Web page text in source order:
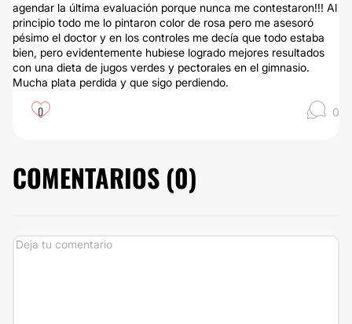
agendar la última evaluación porque nunca me contestaron!!! Al
principio todo me lo pintaron color de rosa pero me asesoró
pésimo el doctor y en los controles me decía que todo estaba
bien, pero evidentemente hubiese logrado mejores resultados
con una dieta de jugos verdes y pectorales en el gimnasio.
Mucha plata perdida y que sigo perdiendo.
0 0
COMENTARIOS (0)